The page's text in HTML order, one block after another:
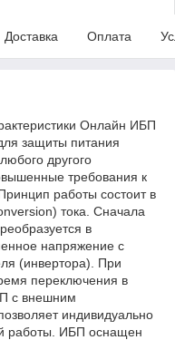
Доставка Оплата
Онлайн ИБП
защиты питания
другого
требования к
работы состоит в
тока. Сначала
в
напряжение с
(инвертора). При
переключения в
с внешним
позволяет индивидуально
работы. ИБП оснащен